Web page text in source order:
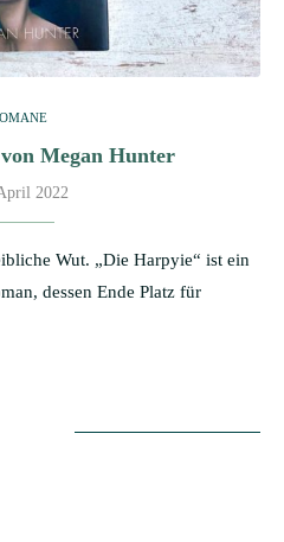
Megan Hunter
2022
Wut. „Die Harpyie“ ist ein
dessen Ende Platz für